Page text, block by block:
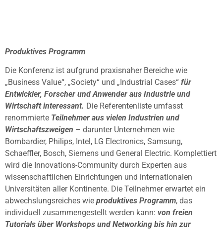
Produktives Programm
Die Konferenz ist aufgrund praxisnaher Bereiche wie
„Business Value“, „Society“ und „Industrial Cases“ für
Entwickler, Forscher und Anwender aus Industrie und
Wirtschaft interessant. Die Referentenliste umfasst
renommierte Teilnehmer aus vielen Industrien und
Wirtschaftszweigen – darunter Unternehmen wie
Bombardier, Philips, Intel, LG Electronics, Samsung,
Schaeffler, Bosch, Siemens und General Electric. Komplettiert
wird die Innovations-Community durch Experten aus
wissenschaftlichen Einrichtungen und internationalen
Universitäten aller Kontinente. Die Teilnehmer erwartet ein
abwechslungsreiches wie produktives Programm, das
individuell zusammengestellt werden kann: von freien
Tutorials über Workshops und Networking bis hin zur